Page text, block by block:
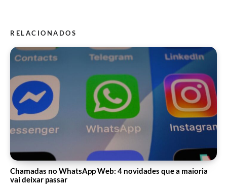
RELACIONADOS
Chamadas no WhatsApp Web: 4 novidades que a maioria
vai deixar passar